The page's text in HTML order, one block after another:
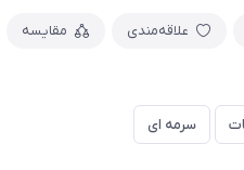
علاقه‌مندی مقایسه
سرمه ای